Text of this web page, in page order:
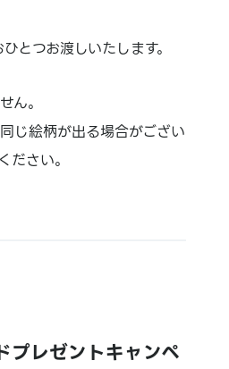
とつお渡しいたします。
ん。
じ絵柄が出る場合がござい
ださい。
プレゼントキャンペ